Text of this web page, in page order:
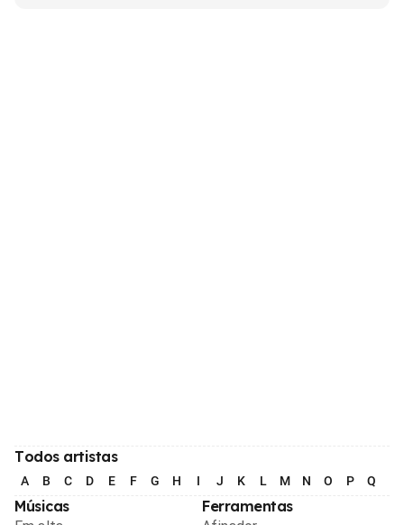
Todos artistas
A B C D E F G H I J K L M N O P Q
Músicas Ferramentas